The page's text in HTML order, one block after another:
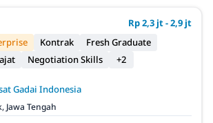
Rp 2,3 jt - 2,9 jt
Kontrak
Fresh Graduate
Negotiation Skills +2
Gadai Indonesia
Jawa Tengah